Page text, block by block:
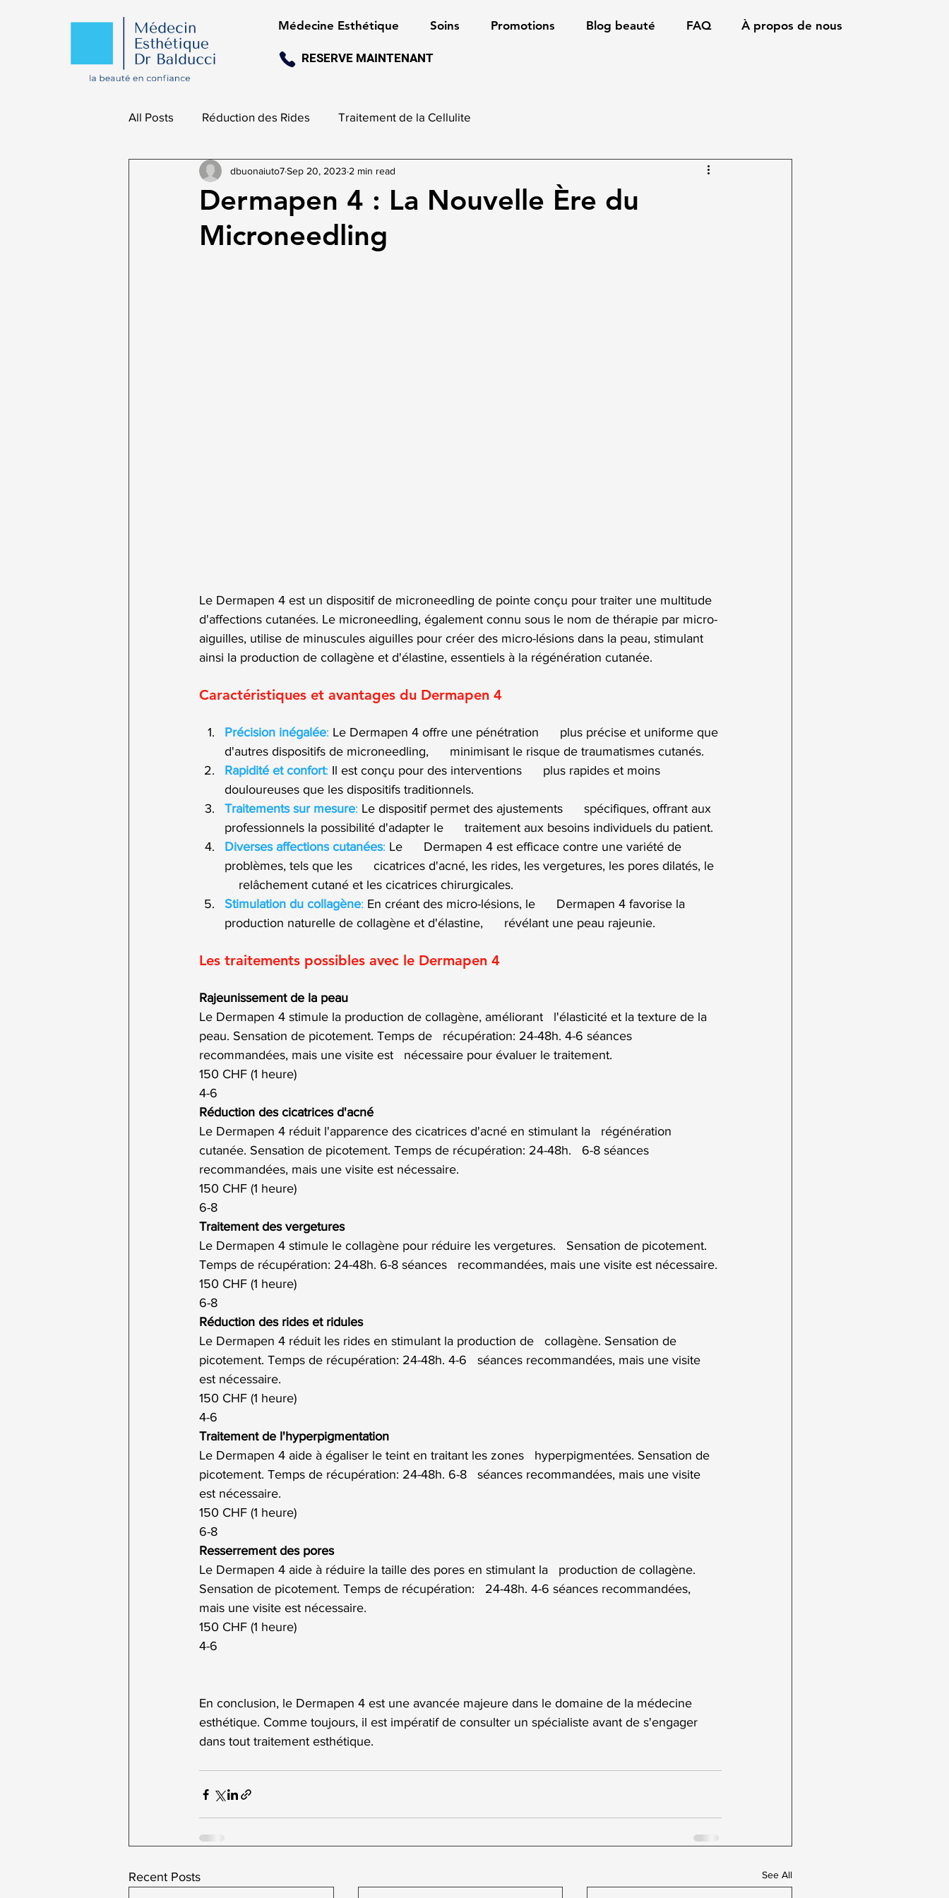
Médecine Esthétique Soins Promotions Blog beauté FAQ À propos de nous
RESERVE MAINTENANT
All Posts Réduction des Rides Traitement de la Cellulite
Dermapen 4 : La Nouvelle Ère du
Microneedling
dbuonaiuto7Sep 20, 2023 2 min read
Le Dermapen 4 est un dispositif de microneedling de pointe conçu pour traiter une multitude
d'affections cutanées. Le microneedling, également connu sous le nom de thérapie par micro-
aiguilles, utilise de minuscules aiguilles pour créer des micro-lésions dans la peau, stimulant
ainsi la production de collagène et d'élastine, essentiels à la régénération cutanée.
Caractéristiques et avantages du Dermapen 4
Précision inégalée: Le Dermapen 4 offre une pénétration      plus précise et uniforme que
d'autres dispositifs de microneedling,      minimisant le risque de traumatismes cutanés.
Rapidité et confort: Il est conçu pour des interventions      plus rapides et moins
douloureuses que les dispositifs traditionnels.
Traitements sur mesure: Le dispositif permet des ajustements      spécifiques, offrant aux
professionnels la possibilité d'adapter le      traitement aux besoins individuels du patient.
Diverses affections cutanées: Le      Dermapen 4 est efficace contre une variété de
problèmes, tels que les      cicatrices d'acné, les rides, les vergetures, les pores dilatés, le
    relâchement cutané et les cicatrices chirurgicales.
Stimulation du collagène: En créant des micro-lésions, le      Dermapen 4 favorise la
production naturelle de collagène et d'élastine,      révélant une peau rajeunie.
Les traitements possibles avec le Dermapen 4
Rajeunissement de la peau
Le Dermapen 4 stimule la production de collagène, améliorant   l'élasticité et la texture de la
peau. Sensation de picotement. Temps de   récupération: 24-48h. 4-6 séances
recommandées, mais une visite est   nécessaire pour évaluer le traitement.
150 CHF (1 heure)
4-6
Réduction des cicatrices d'acné
Le Dermapen 4 réduit l'apparence des cicatrices d'acné en stimulant la   régénération
cutanée. Sensation de picotement. Temps de récupération: 24-48h.   6-8 séances
recommandées, mais une visite est nécessaire.
150 CHF (1 heure)
6-8
Traitement des vergetures
Le Dermapen 4 stimule le collagène pour réduire les vergetures.   Sensation de picotement.
Temps de récupération: 24-48h. 6-8 séances   recommandées, mais une visite est nécessaire.
150 CHF (1 heure)
6-8
Réduction des rides et ridules
Le Dermapen 4 réduit les rides en stimulant la production de   collagène. Sensation de
picotement. Temps de récupération: 24-48h. 4-6   séances recommandées, mais une visite
est nécessaire.
150 CHF (1 heure)
4-6
Traitement de l'hyperpigmentation
Le Dermapen 4 aide à égaliser le teint en traitant les zones   hyperpigmentées. Sensation de
picotement. Temps de récupération: 24-48h. 6-8   séances recommandées, mais une visite
est nécessaire.
150 CHF (1 heure)
6-8
Resserrement des pores
Le Dermapen 4 aide à réduire la taille des pores en stimulant la   production de collagène.
Sensation de picotement. Temps de récupération:   24-48h. 4-6 séances recommandées,
mais une visite est nécessaire.
150 CHF (1 heure)
4-6
En conclusion, le Dermapen 4 est une avancée majeure dans le domaine de la médecine
esthétique. Comme toujours, il est impératif de consulter un spécialiste avant de s'engager
dans tout traitement esthétique.
Recent Posts See All